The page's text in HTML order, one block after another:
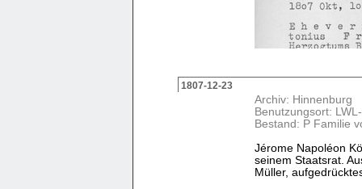
1807-12-23
Archiv: Hinnenburg
Benutzungsort:
Bestand: P Familie
Jérome Napoléon
seinem Staatsrat.
Müller,